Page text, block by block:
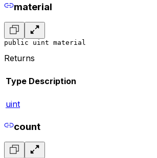
material
public uint material
Returns
Type Description
uint
count